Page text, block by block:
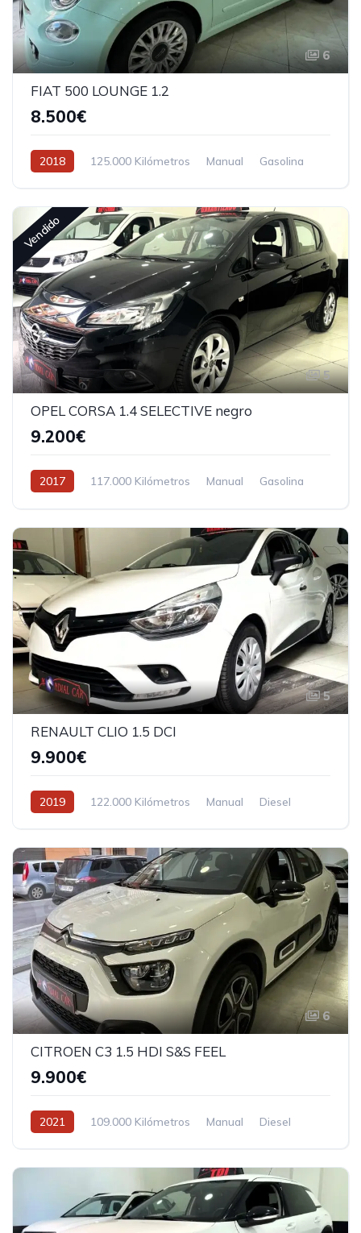
6
FIAT 500 LOUNGE 1.2
8.500€
2018 125.000 Kilómetros Manual Gasolina
Vendido
5
OPEL CORSA 1.4 SELECTIVE negro
9.200€
2017 117.000 Kilómetros Manual
Gasolina
5
RENAULT CLIO 1.5 DCI
9.900€
2019 122.000 Kilómetros Manual Diesel
6
CITROEN C3 1.5 HDI S&S FEEL
9.900€
2021 109.000 Kilómetros Manual Diesel